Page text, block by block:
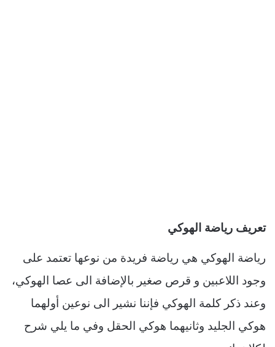
تعريف رياضة الهوكي
رياضة الهوكي هي رياضة فريدة من نوعها تعتمد على
وجود اللاعبين و قرص صغير بالإضافة الى عصا الهوكي،
وعند ذكر كلمة الهوكي فإننا نشير الى نوعين أولهما
هوكي الجليد وثانيهما هوكي الحقل وفي ما يلي شرح